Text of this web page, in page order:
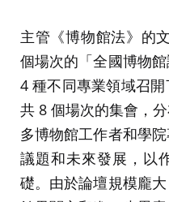
主管《博物館法》的
個場次的「全國博物
4 種不同專業領域召
共 8 個場次的集會，
多博物館工作者和學
議題和未來發展，以
礎。由於論壇規模龐